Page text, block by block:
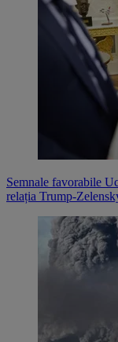
Semnale favorabile
relația Trump-